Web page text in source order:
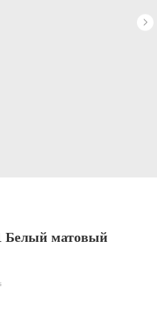
Белый матовый